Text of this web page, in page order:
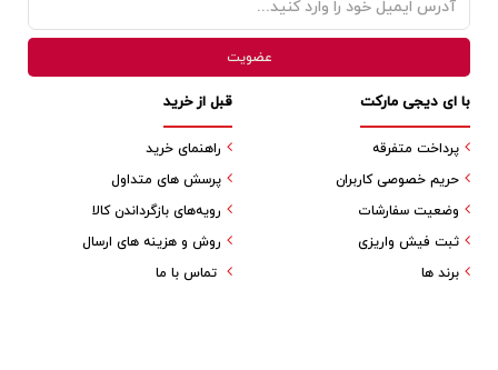
قبل از خرید
راهنمای خرید
پرسش های متداول
رویه‌های بازگرداندن کالا
روش و هزینه های ارسال
تماس با ما
با ای دیجی مارکت
پرداخت متفرقه
حریم خصوصی کاربران
وضعیت سفارشات
ثبت فیش واریزی
برند ها